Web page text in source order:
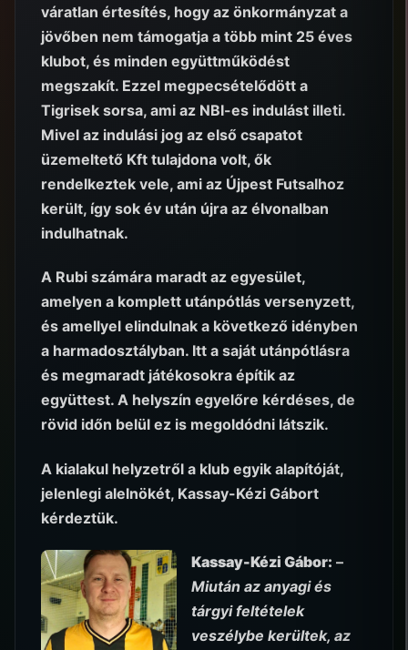
váratlan értesítés, hogy az önkormányzat a
jövőben nem támogatja a több mint 25 éves
klubot, és minden együttműködést
megszakít. Ezzel megpecsételődött a
Tigrisek sorsa, ami az NBI-es indulást illeti.
Mivel az indulási jog az első csapatot
üzemeltető Kft tulajdona volt, ők
rendelkeztek vele, ami az Újpest Futsalhoz
került, így sok év után újra az élvonalban
indulhatnak.
A Rubi számára maradt az egyesület,
amelyen a komplett utánpótlás versenyzett,
és amellyel elindulnak a következő idényben
a harmadosztályban. Itt a saját utánpótlásra
és megmaradt játékosokra építik az
együttest. A helyszín egyelőre kérdéses, de
rövid időn belül ez is megoldódni látszik.
A kialakul helyzetről a klub egyik alapítóját,
jelenlegi alelnökét, Kassay-Kézi Gábort
kérdeztük.
Kassay-Kézi Gábor: –
Miután az anyagi és
tárgyi feltételek
veszélybe kerültek, az